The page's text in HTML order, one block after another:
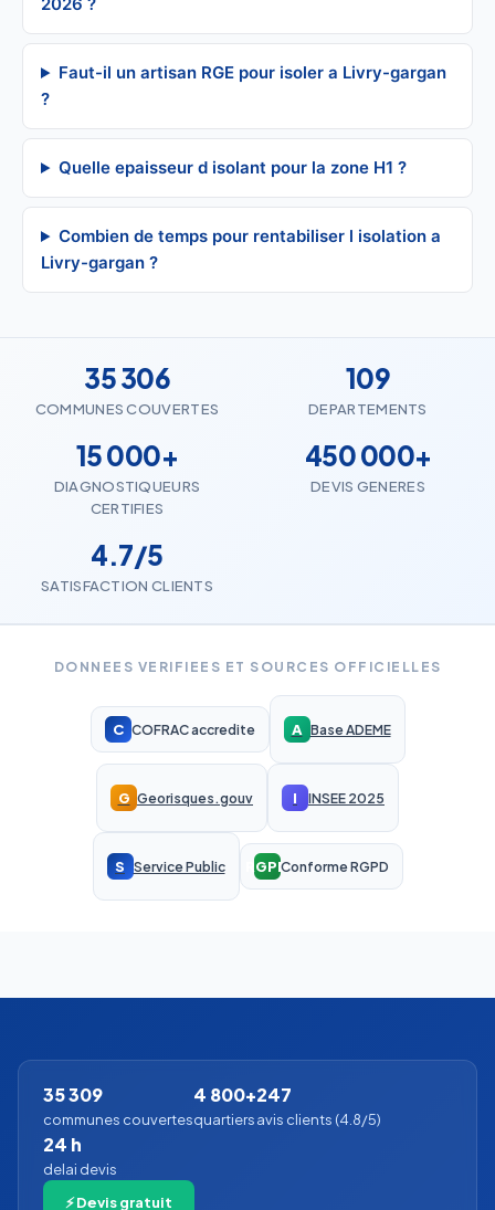
Faut-il un artisan RGE pour isoler a Livry-gargan
?
Quelle epaisseur d isolant pour la zone H1 ?
Combien de temps pour rentabiliser l isolation a
Livry-gargan ?
35 306
COMMUNES COUVERTES
109
DEPARTEMENTS
15 000+
DIAGNOSTIQUEURS
CERTIFIES
450 000+
DEVIS GENERES
4.7/5
SATISFACTION CLIENTS
DONNEES VERIFIEES ET SOURCES OFFICIELLES
C COFRAC accredite A Base ADEME
G Georisques.gouv I INSEE 2025
S Service Public RGPDConforme RGPD
35 309
communes couvertes
4 800+
quartiers
247
avis clients (4.8/5)
24 h
delai devis
⚡ Devis gratuit